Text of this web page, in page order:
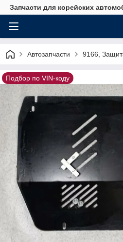
Запчасти для корейских
Автозапчасти 9166,
Подбор по VIN-коду